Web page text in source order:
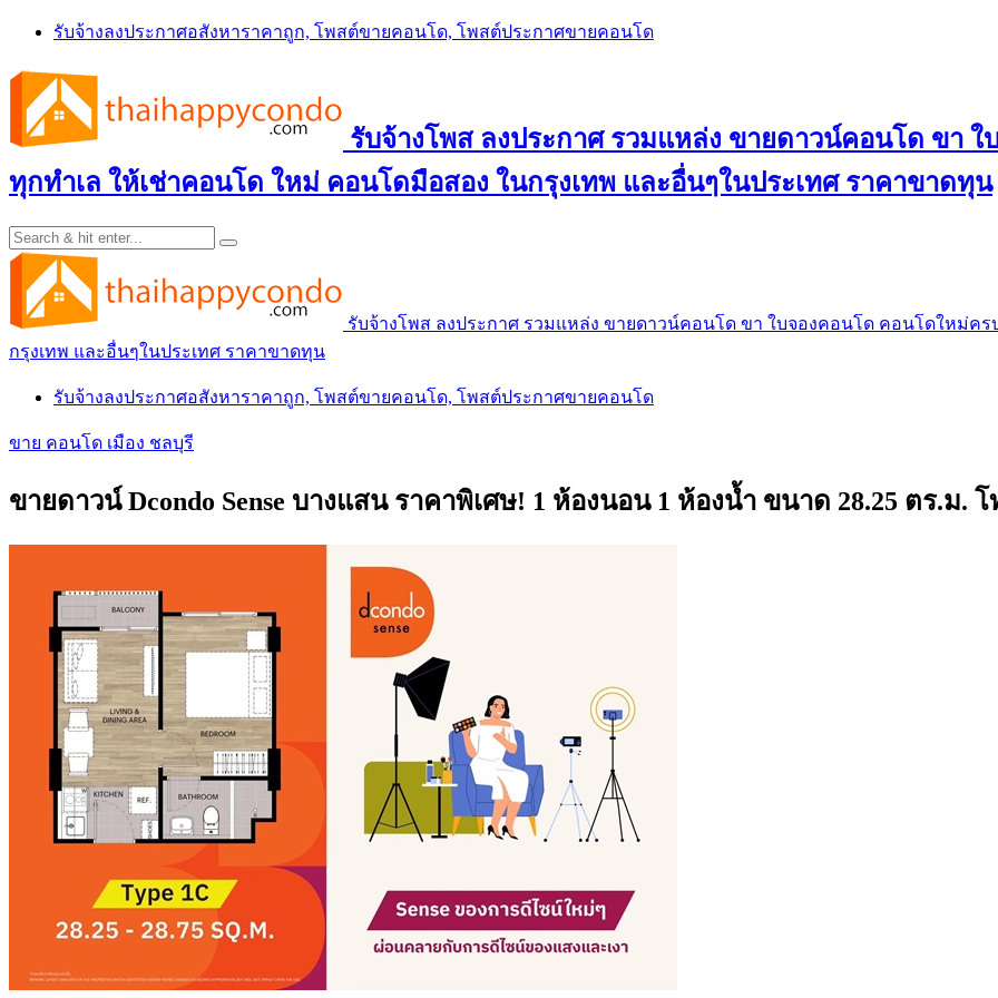
Skip
content
รับจ้างลงประกาศอสังหาราคาถูก, โพสต์ขายคอนโด, โพสต์ประกาศขายคอนโด
รับจ้างโพส ลงประกาศ รวมแหล่ง ขายดาวน์คอนโด ขา
ทุกทำเล ให้เช่าคอนโด ใหม่ คอนโดมือสอง ในกรุงเทพ และอื่นๆในประเทศ ราคาขาดทุน
รับจ้างโพส ลงประกาศ รวมแหล่ง ขายดาวน์คอนโด ขา ใบจองคอนโด คอนโดใหม่ค
กรุงเทพ และอื่นๆในประเทศ ราคาขาดทุน
รับจ้างลงประกาศอสังหาราคาถูก, โพสต์ขายคอนโด, โพสต์ประกาศขายคอนโด
ขาย คอนโด เมือง ชลบุรี
ขายดาวน์ Dcondo Sense บางแสน ราคาพิเศษ! 1 ห้องนอน 1 ห้องน้ำ ขนาด 28.25 ตร.ม. โ